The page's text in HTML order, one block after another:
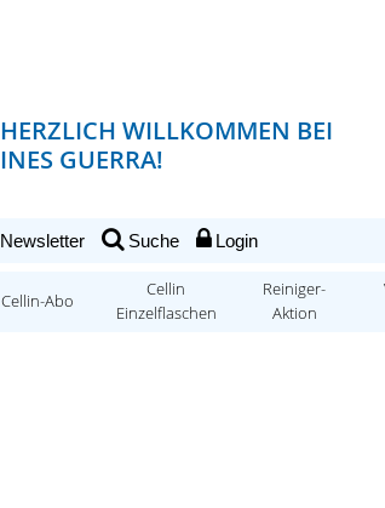
HERZLICH WILLKOMMEN BEI
INES GUERRA!
Newsletter Suche Login
Cellin-Abo
Cellin
Einzelflaschen
Reiniger-
Aktion